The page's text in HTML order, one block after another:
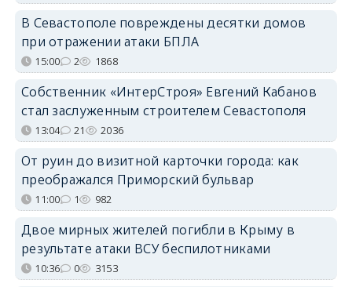
В Севастополе повреждены десятки домов
при отражении атаки БПЛА
15:00 2 1868
Собственник «ИнтерСтроя» Евгений Кабанов
стал заслуженным строителем Севастополя
13:04 21 2036
От руин до визитной карточки города: как
преображался Приморский бульвар
11:00 1 982
Двое мирных жителей погибли в Крыму в
результате атаки ВСУ беспилотниками
10:36 0 3153